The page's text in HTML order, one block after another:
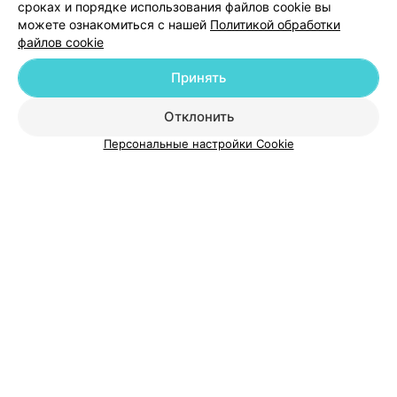
Добавить специалиста
сроках и порядке использования файлов cookie вы
можете ознакомиться с нашей Политикой обработки
файлов cookie
Отклонить
Принять
Персональные настройки Cookie